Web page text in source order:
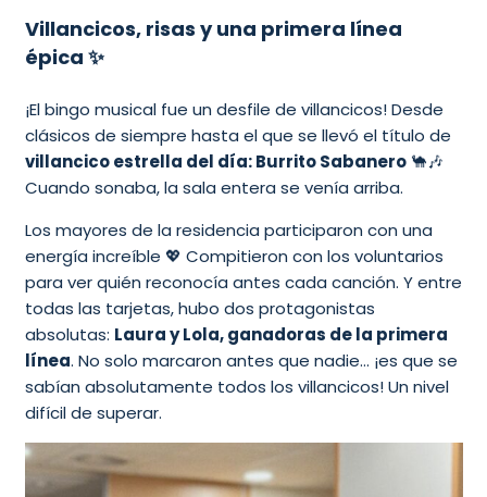
Villancicos, risas y una primera línea
épica ✨
¡El bingo musical fue un desfile de villancicos! Desde
clásicos de siempre hasta el que se llevó el título de
villancico estrella del día: Burrito Sabanero🐪🎶
Cuando sonaba, la sala entera se venía arriba.
Los mayores de la residencia participaron con una
energía increíble 💖 Compitieron con los voluntarios
para ver quién reconocía antes cada canción. Y entre
todas las tarjetas, hubo dos protagonistas
absolutas: Laura y Lola, ganadoras de la primera
línea. No solo marcaron antes que nadie… ¡es que se
sabían absolutamente todos los villancicos! Un nivel
difícil de superar.